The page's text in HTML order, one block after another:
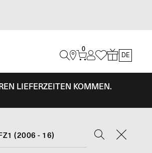
0
DE
LIEFERZEITEN KOMMEN.
(2006 - 16)